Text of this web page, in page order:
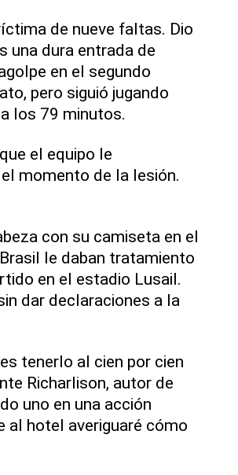
de nueve faltas. Dio
una dura entrada de
en el segundo
pero siguió jugando
los 79 minutos.
el equipo le
momento de la lesión.
con su camiseta en el
le daban tratamiento
en el estadio Lusail.
dar declaraciones a la
tenerlo al cien por cien
Richarlison, autor de
uno en una acción
al hotel averiguaré cómo